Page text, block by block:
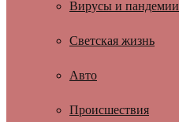
Вирусы и пандемии
Светская жизнь
Авто
Происшествия